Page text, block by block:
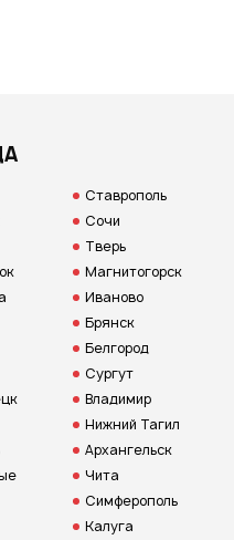
Ставрополь
Сочи
Тверь
Магнитогорск
Иваново
Брянск
Белгород
Сургут
Владимир
Нижний Тагил
Архангельск
Чита
Симферополь
Калуга